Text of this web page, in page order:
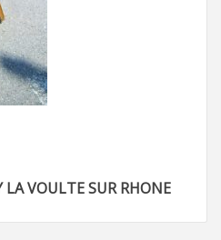
LA VOULTE SUR RHONE